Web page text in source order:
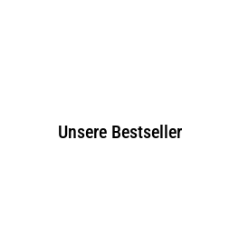
Unsere Bestseller